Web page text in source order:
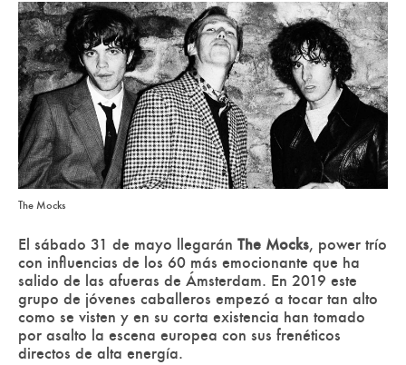
The Mocks
El sábado 31 de mayo llegarán The Mocks, power trío
con influencias de los 60 más emocionante que ha
salido de las afueras de Ámsterdam. En 2019 este
grupo de jóvenes caballeros empezó a tocar tan alto
como se visten y en su corta existencia han tomado
por asalto la escena europea con sus frenéticos
directos de alta energía.